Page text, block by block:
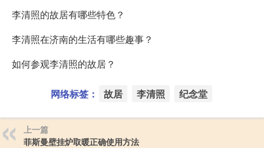
李清照的故居有哪些特色？
李清照在济南的生活有哪些趣事？
如何参观李清照的故居？
网络标签： 故居 李清照 纪念堂
上一篇
菲斯曼壁挂炉取暖正确使用方法